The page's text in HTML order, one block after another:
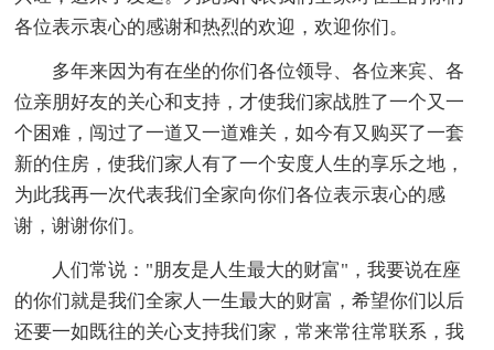
各位表示衷心的感谢和热烈的欢迎，欢迎你们。
多年来因为有在坐的你们各位领导、各位来宾、各
位亲朋好友的关心和支持，才使我们家战胜了一个又一
个困难，闯过了一道又一道难关，如今有又购买了一套
新的住房，使我们家人有了一个安度人生的享乐之地，
为此我再一次代表我们全家向你们各位表示衷心的感
谢，谢谢你们。
人们常说："朋友是人生最大的财富"，我要说在座
的你们就是我们全家人一生最大的财富，希望你们以后
还要一如既往的关心支持我们家，常来常往常联系，我